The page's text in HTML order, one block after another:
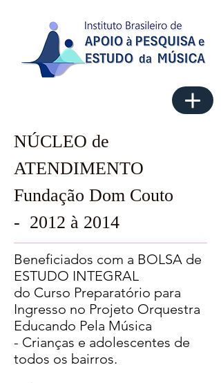
NÚCLEO de
ATENDIMENTO
Fundação Dom Couto
- 2012 à 2014
Beneficiados com a BOLSA de
ESTUDO INTEGRAL
do Curso Preparatório para
Ingresso no Projeto Orquestra
Educando Pela Música
- Crianças e adolescentes de
todos os bairros.